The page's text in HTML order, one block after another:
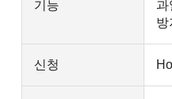
기능
과
방
신청